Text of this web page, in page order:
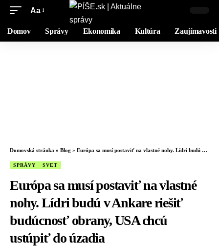
Aa
Domov Správy Ekonomika Kultúra Zaujímavosti
Domovská stránka » Blog » Európa sa musí postaviť na vlastné nohy. Lídri budú v Ankare riešiť budúcnosť obrany, USA chcú ustúpiť do úzadia
SPRÁVY SVET
Európa sa musí postaviť na vlastné
nohy. Lídri budú v Ankare riešiť
budúcnosť obrany, USA chcú
ustúpiť do úzadia